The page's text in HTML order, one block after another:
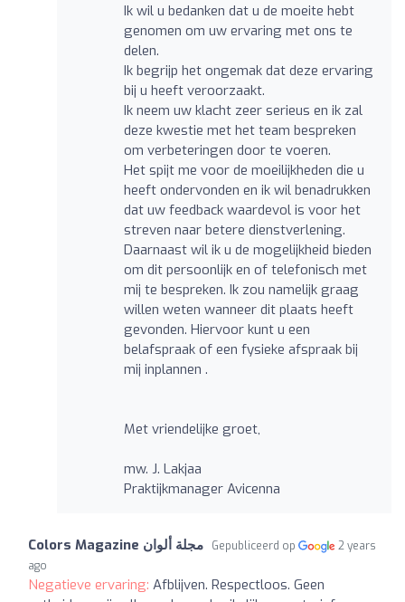
Ik wil u bedanken dat u de moeite hebt
genomen om uw ervaring met ons te
delen.
Ik begrijp het ongemak dat deze ervaring
bij u heeft veroorzaakt.
Ik neem uw klacht zeer serieus en ik zal
deze kwestie met het team bespreken
om verbeteringen door te voeren.
Het spijt me voor de moeilijkheden die u
heeft ondervonden en ik wil benadrukken
dat uw feedback waardevol is voor het
streven naar betere dienstverlening.
Daarnaast wil ik u de mogelijkheid bieden
om dit persoonlijk en of telefonisch met
mij te bespreken. Ik zou namelijk graag
willen weten wanneer dit plaats heeft
gevonden. Hiervoor kunt u een
belafspraak of een fysieke afspraak bij
mij inplannen .
Met vriendelijke groet,
mw. J. Lakjaa
Praktijkmanager Avicenna
Gepubliceerd op
2 years
ago
Negatieve ervaring: Afblijven. Respectloos. Geen